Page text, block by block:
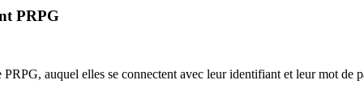
PRPG
auquel elles se connectent avec leur identifiant et leur mot de